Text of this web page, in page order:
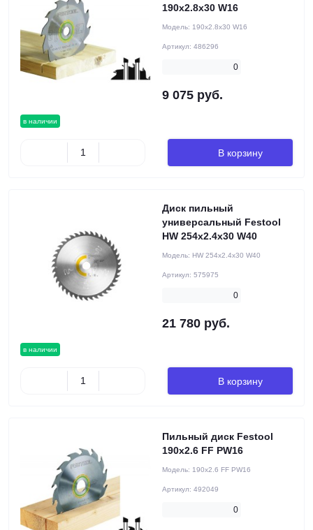
в наличии
190x2.8x30 W16
Модель: 190x2.8x30 W16
Артикул: 486296
0
9 075 руб.
В корзину
в наличии
Диск пильный
универсальный Festool
HW 254x2.4x30 W40
Модель: HW 254x2.4x30 W40
Артикул: 575975
0
21 780 руб.
В корзину
Пильный диск Festool
190x2.6 FF PW16
Модель: 190x2.6 FF PW16
Артикул: 492049
0